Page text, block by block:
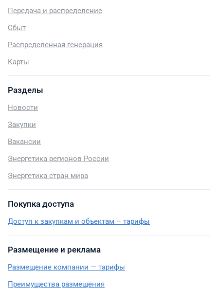
Передача и распределение
Сбыт
Распределенная генерация
Карты
Разделы
Новости
Закупки
Вакансии
Энергетика регионов России
Энергетика стран мира
Покупка доступа
Доступ к закупкам и объектам – тарифы
Размещение и реклама
Размещение компании — тарифы
Преимущества размещения